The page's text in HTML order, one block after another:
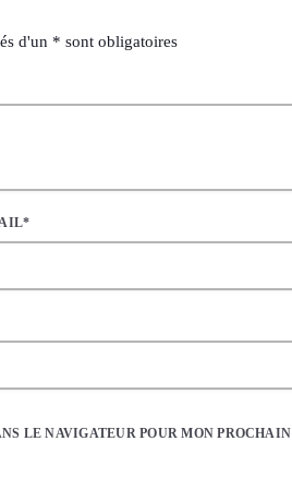
d'un * sont obligatoires
LE NAVIGATEUR POUR MON PROCHAIN